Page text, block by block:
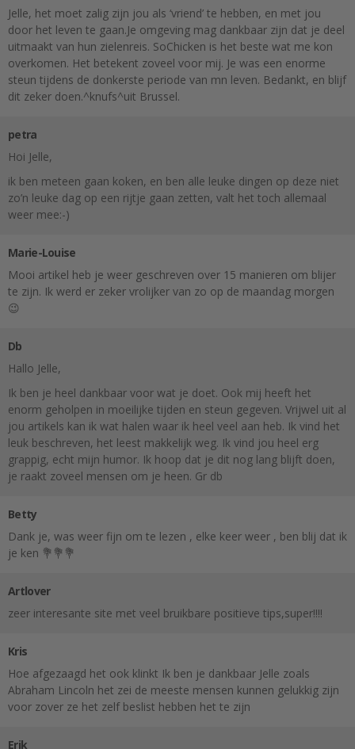
Jelle, het moet zalig zijn jou als ‘vriend’ te hebben, en met jou
door het leven te gaan.Je omgeving mag dankbaar zijn dat je deel
uitmaakt van hun zielenreis. SoChicken is het beste wat me kon
overkomen. Het betekent zoveel voor mij. Je was een enorme
steun tijdens de donkerste periode van mn leven. Bedankt, en blijf
dit zeker doen.^knufs^uit Brussel.
petra
Hoi Jelle,
ik ben meteen gaan koken, en ben alle leuke dingen op deze niet
zo’n leuke dag op een rijtje gaan zetten, valt het toch allemaal
weer mee:-)
Marie-Louise
Mooi artikel heb je weer geschreven over 15 manieren om blijer
te zijn. Ik werd er zeker vrolijker van zo op de maandag morgen
😉
Db
Hallo Jelle,
Ik ben je heel dankbaar voor wat je doet. Ook mij heeft het
enorm geholpen in moeilijke tijden en steun gegeven. Vrijwel uit al
jou artikels kan ik wat halen waar ik heel veel aan heb. Ik vind het
leuk beschreven, het leest makkelijk weg. Ik vind jou heel erg
grappig, echt mijn humor. Ik hoop dat je dit nog lang blijft doen,
je raakt zoveel mensen om je heen. Gr db
Betty
Dank je, was weer fijn om te lezen , elke keer weer , ben blij dat ik
je ken 💐💐💐
Artlover
zeer interesante site met veel bruikbare positieve tips,super!!!!
Kris
Hoe afgezaagd het ook klinkt Ik ben je dankbaar Jelle zoals
Abraham Lincoln het zei de meeste mensen kunnen gelukkig zijn
voor zover ze het zelf beslist hebben het te zijn
Erik